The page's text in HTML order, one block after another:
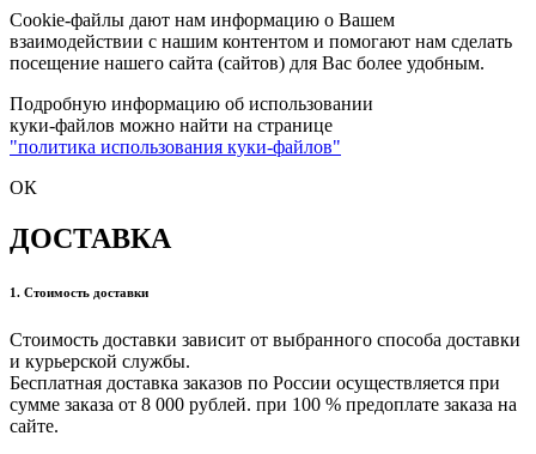
Cookie-файлы дают нам информацию о Вашем
взаимодействии с нашим контентом и помогают нам сделать
посещение нашего сайта (сайтов) для Вас более удобным.
Подробную информацию об использовании
куки-файлов можно найти на странице
"политика использования куки-файлов"
ОК
ДОСТАВКА
1. Стоимость доставки
Стоимость доставки зависит от выбранного способа доставки
и курьерской службы.
Бесплатная доставка заказов по России осуществляется при
сумме заказа от 8 000 рублей. при 100 % предоплате заказа на
сайте.